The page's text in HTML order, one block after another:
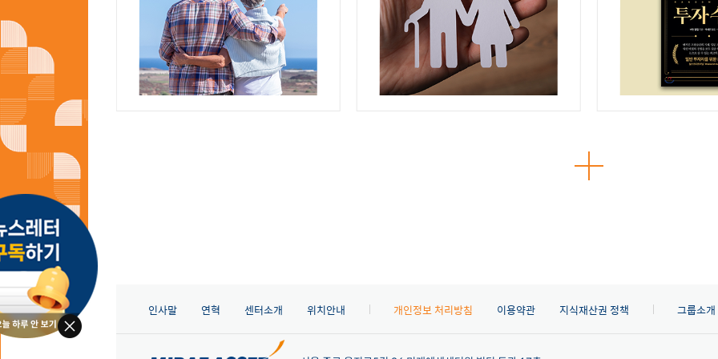
인사말 연혁 센터소개 위치안내 개인정보 처리방침 이용약관 지식재산권 정책 그룹소개